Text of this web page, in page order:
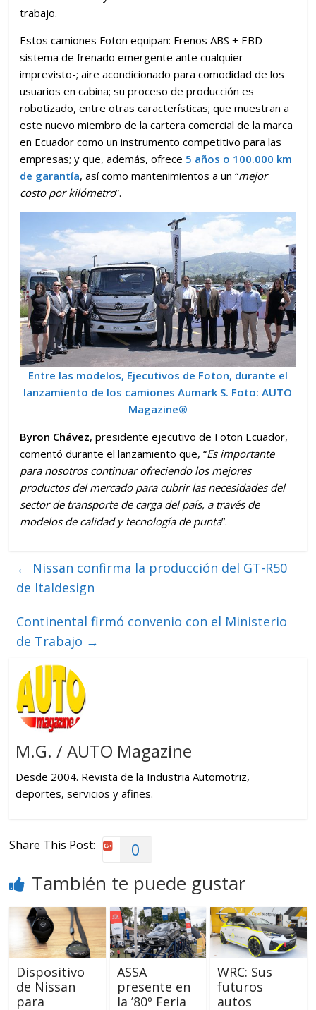
trabajo.
Estos camiones Foton equipan: Frenos ABS + EBD -
sistema de frenado emergente ante cualquier
imprevisto-; aire acondicionado para comodidad de los
usuarios en cabina; su proceso de producción es
robotizado, entre otras características; que muestran a
este nuevo miembro de la cartera comercial de la marca
en Ecuador como un instrumento competitivo para las
empresas; y que, además, ofrece 5 años o 100.000 km
de garantía, así como mantenimientos a un “mejor
costo por kilómetro”.
Entre las modelos, Ejecutivos de Foton, durante el
lanzamiento de los camiones Aumark S. Foto: AUTO
Magazine®
Byron Chávez, presidente ejecutivo de Foton Ecuador,
comentó durante el lanzamiento que, “Es importante
para nosotros continuar ofreciendo los mejores
productos del mercado para cubrir las necesidades del
sector de transporte de carga del país, a través de
modelos de calidad y tecnología de punta”.
← Nissan confirma la producción del GT-R50
de Italdesign
Continental firmó convenio con el Ministerio
de Trabajo →
M.G. / AUTO Magazine
Desde 2004. Revista de la Industria Automotriz,
deportes, servicios y afines.
Share This Post: 0
También te puede gustar
Dispositivo
de Nissan
para
ASSA
presente en
la ’80º Feria
WRC: Sus
futuros
autos